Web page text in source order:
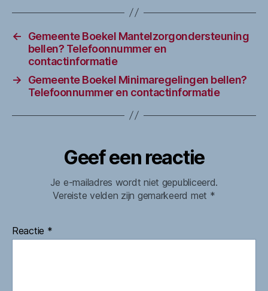
←
Gemeente Boekel Mantelzorgondersteuning
bellen? Telefoonnummer en
contactinformatie
→
Gemeente Boekel Minimaregelingen bellen?
Telefoonnummer en contactinformatie
Geef een reactie
Je e-mailadres wordt niet gepubliceerd.
Vereiste velden zijn gemarkeerd met *
Reactie *